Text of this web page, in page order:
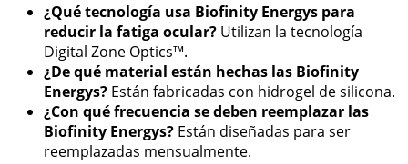
¿Qué tecnología usa Biofinity Energys para
reducir la fatiga ocular? Utilizan la tecnología
Digital Zone Optics™.
¿De qué material están hechas las Biofinity
Energys? Están fabricadas con hidrogel de silicona.
¿Con qué frecuencia se deben reemplazar las
Biofinity Energys? Están diseñadas para ser
reemplazadas mensualmente.